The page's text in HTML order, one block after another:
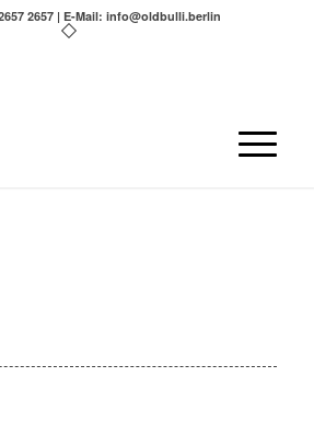
2657 | E-Mail: info@oldbulli.berlin